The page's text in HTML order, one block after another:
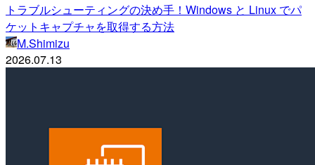
トラブルシューティングの決め手！Windows と Linux でパ
ケットキャプチャを取得する方法
M.Shimizu
2026.07.13